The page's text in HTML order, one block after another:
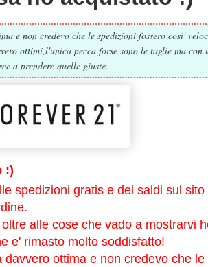
e non credevo che le spedizioni fossero cosi'
ottimi,l'unica pecca forse sono le taglie ma con
a prendere quelle giuste.
:)
spedizioni gratis e dei saldi sul
alle cose che vado a mostrarvi
e' rimasto molto soddisfatto!
ottima e non credevo che